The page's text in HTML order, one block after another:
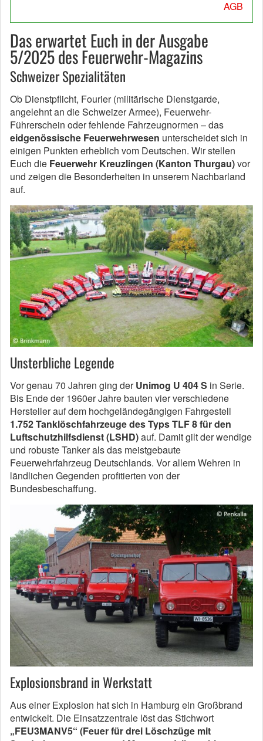
AGB
Das erwartet Euch in der Ausgabe
5/2025 des Feuerwehr-Magazins
Schweizer Spezialitäten
Ob Dienstpflicht, Fourier (militärische Dienstgarde,
angelehnt an die Schweizer Armee), Feuerwehr-
Führerschein oder fehlende Fahrzeugnormen – das
eidgenössische Feuerwehrwesen unterscheidet sich in
einigen Punkten erheblich vom Deutschen. Wir stellen
Euch die Feuerwehr Kreuzlingen (Kanton Thurgau)vor
und zeigen die Besonderheiten in unserem Nachbarland
auf.
Unsterbliche Legende
Vor genau 70 Jahren ging derUnimog U 404 S in Serie.
Bis Ende der 1960er Jahre bauten vier verschiedene
Hersteller auf dem hochgeländegängigen Fahrgestell
1.752 Tanklöschfahrzeuge des Typs TLF 8 für den
Luftschutzhilfsdienst (LSHD)auf. Damit gilt der wendige
und robuste Tanker als das meistgebaute
Feuerwehrfahrzeug Deutschlands. Vor allem Wehren in
ländlichen Gegenden profitierten von der
Bundesbeschaffung.
Explosionsbrand in Werkstatt
Aus einer Explosion hat sich in Hamburg ein Großbrand
entwickelt. Die Einsatzzentrale löst das Stichwort
„FEU3MANV5“ (Feuer für drei Löschzüge mit